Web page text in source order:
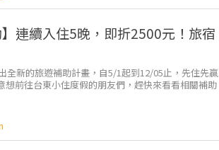
】連續入住5晚，即折2500元！旅宿
全新的旅遊補助計畫，自5/1起到12/05止，先住先贏
想前往台東小住度假的朋友們，趕快來看看相關補助